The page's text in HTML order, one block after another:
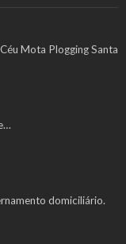
Mota Plogging Santa
domiciliário.